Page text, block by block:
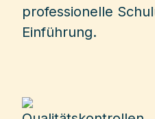
professionelle
Einführung.